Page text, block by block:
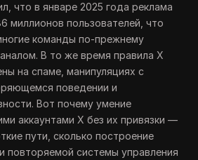
что в январе 2025 года реклама
миллионов пользователей, что
команды по-прежнему
В то же время правила X
на спаме, манипуляциях с
поведении и
Вот почему умение
аккаунтами X без их привязки —
пути, сколько построение
повторяемой системы управления